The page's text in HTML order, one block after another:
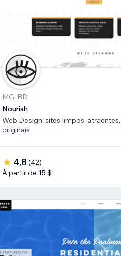
MG, BR
Nourish
Web Design: sites limpos,
originais.
4,8 (42)
À partir de 15 $